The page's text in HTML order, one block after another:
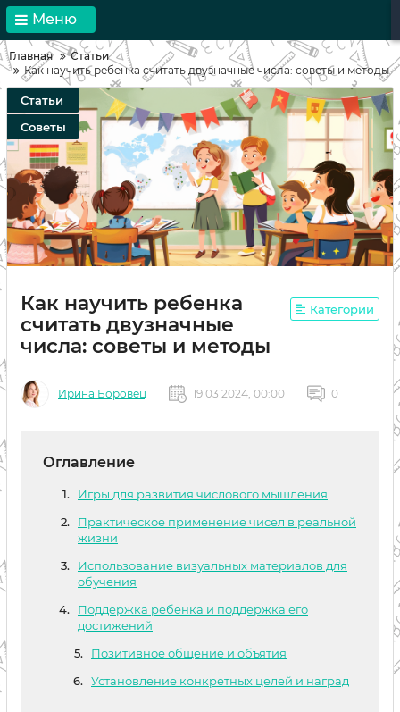
Меню
Главная
Статьи
Как научить ребенка считать двузначные числа: советы и методы
Статьи
Советы
Как научить ребенка
считать двузначные
числа: советы и методы
Категории
Ирина Боровец 19 03 2024, 00:00 0
Оглавление
Игры для развития числового мышления
Практическое применение чисел в реальной
жизни
Использование визуальных материалов для
обучения
Поддержка ребенка и поддержка его
достижений
Позитивное общение и объятия
Установление конкретных целей и наград